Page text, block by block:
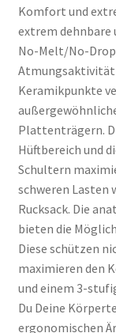
Komfort und
extrem
No-Melt/No-
Atmungsaktivität
Keramikpunkte
Plattenträgern.
Hüftbereich und
Schultern
schweren Lasten
Rucksack. Die
bieten die
Diese schützen
maximieren den
und einem 3-
Du Deine
ergonomischen